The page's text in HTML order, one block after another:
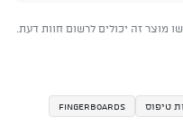
מוצר זה יכולים לרשום חוות דעת.
טיפוס Fingerboards